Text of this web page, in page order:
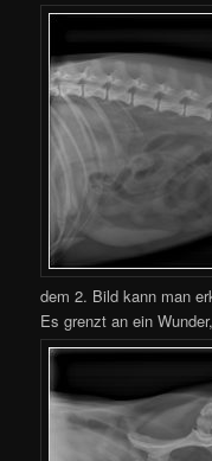
dem 2. Bild kann man
Es grenzt an ein